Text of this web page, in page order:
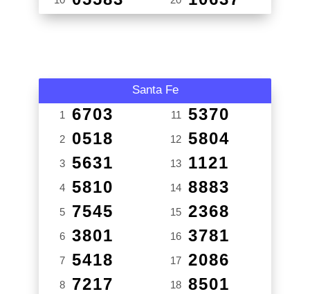
Santa Fe
1 6703
2 0518
3 5631
4 5810
5 7545
6 3801
7 5418
8 7217
11 5370
12 5804
13 1121
14 8883
15 2368
16 3781
17 2086
18 8501